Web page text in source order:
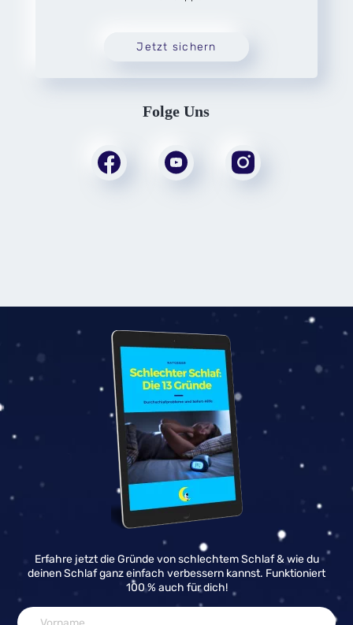
Jetzt sichern
Folge Uns
Erfahre jetzt die Gründe von schlechtem Schlaf & wie du
deinen Schlaf ganz einfach verbessern kannst. Funktioniert
100 % auch für dich!